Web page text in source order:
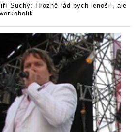
Suchý: Hrozně rád bych lenošil, ale